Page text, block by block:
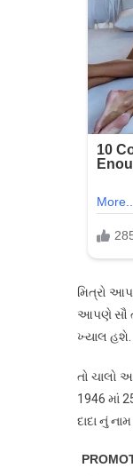
મિત્રો
આપણે સૌ
ખ્યાલ હશે.
તો ચાલો
1946 માં
દાદા નું